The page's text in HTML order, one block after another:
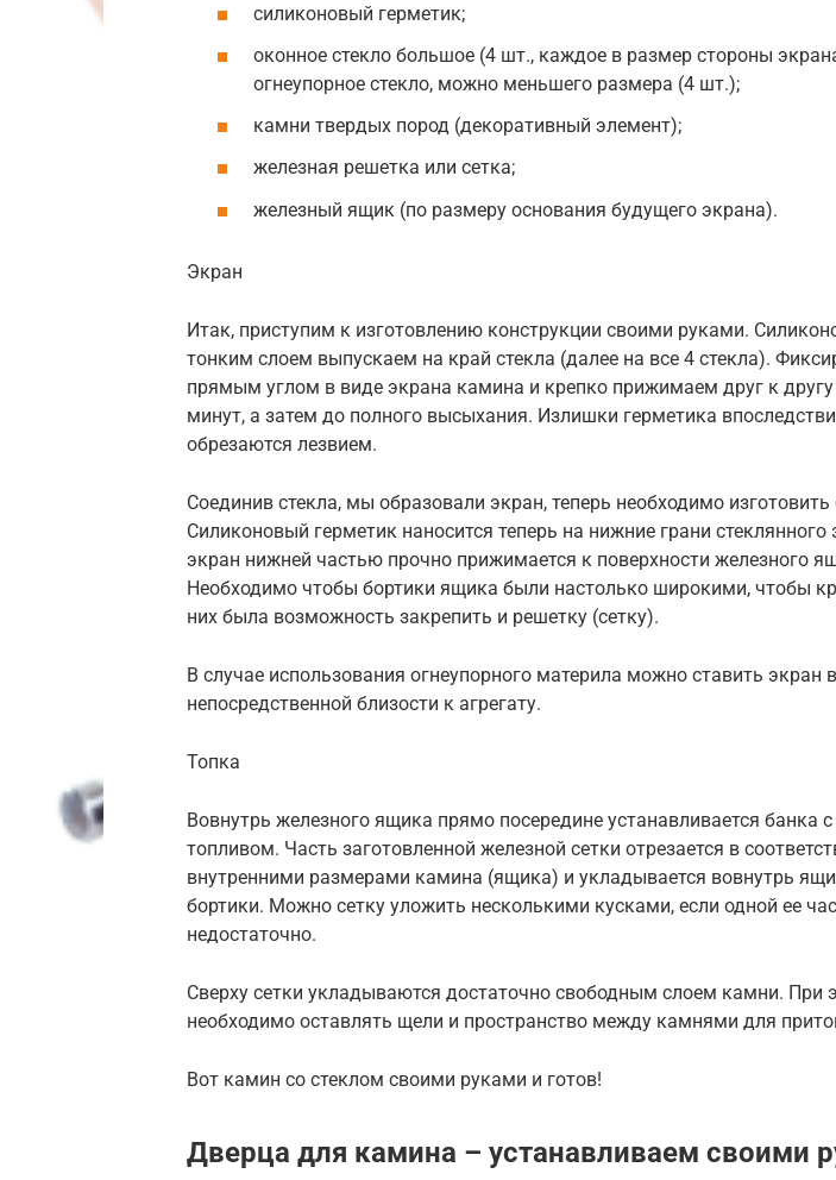
силиконовый герметик;
оконное стекло большое (4 шт., каждое в размер стороны
огнеупорное стекло, можно меньшего размера (4 шт.);
камни твердых пород (декоративный элемент);
железная решетка или сетка;
железный ящик (по размеру основания будущего экрана).
Экран
Итак, приступим к изготовлению конструкции своими руками.
тонким слоем выпускаем на край стекла (далее на все 4 стекла).
прямым углом в виде экрана камина и крепко прижимаем друг к другу
минут, а затем до полного высыхания. Излишки герметика
обрезаются лезвием.
Соединив стекла, мы образовали экран, теперь необходимо изготовить
Силиконовый герметик наносится теперь на нижние грани стеклянного
экран нижней частью прочно прижимается к поверхности железного
Необходимо чтобы бортики ящика были настолько широкими, чтобы
них была возможность закрепить и решетку (сетку).
В случае использования огнеупорного материла можно ставить экран в
непосредственной близости к агрегату.
Топка
Вовнутрь железного ящика прямо посередине устанавливается банка
топливом. Часть заготовленной железной сетки отрезается в
внутренними размерами камина (ящика) и укладывается вовнутрь
бортики. Можно сетку уложить несколькими кусками, если одной ее
недостаточно.
Сверху сетки укладываются достаточно свободным слоем камни. При
необходимо оставлять щели и пространство между камнями для
Вот камин со стеклом своими руками и готов!
Дверца для камина – устанавливаем своими